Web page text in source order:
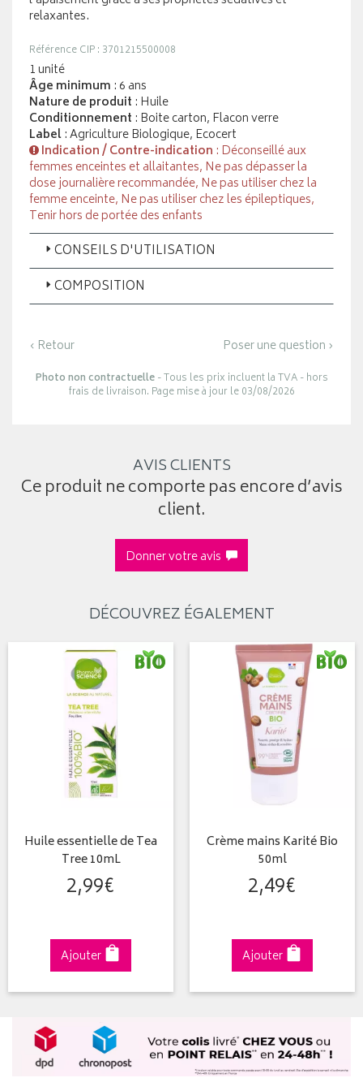
relaxantes.
Référence CIP : 3701215500008
1 unité
Âge minimum : 6 ans
Nature de produit : Huile
Conditionnement : Boite carton, Flacon verre
Label: Agriculture Biologique, Ecocert
Indication / Contre-indication : Déconseillé aux
femmes enceintes et allaitantes, Ne pas dépasser la
dose journalière recommandée, Ne pas utiliser chez la
femme enceinte, Ne pas utiliser chez les épileptiques,
Tenir hors de portée des enfants
CONSEILS D'UTILISATION
COMPOSITION
‹ Retour Poser une question ›
Photo non contractuelle- Tous les prix incluent la TVA - hors
frais de livraison. Page mise à jour le 03/08/2026
AVIS CLIENTS
Ce produit ne comporte pas encore d’avis
client.
Donner votre avis
DÉCOUVREZ ÉGALEMENT
Huile essentielle de Tea
Tree 10mL
2,99€
Ajouter
Crème mains Karité Bio
50ml
2,49€
Ajouter